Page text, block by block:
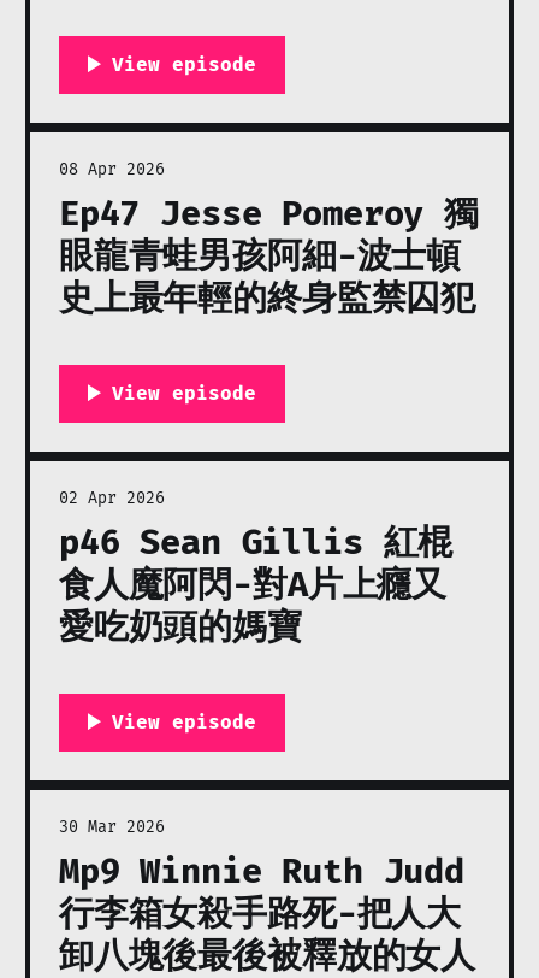
Ep47 Jesse Pomeroy 獨
眼龍青蛙男孩阿細-波士頓
史上最年輕的終身監禁囚犯
08 Apr 2026
p46 Sean Gillis 紅棍
食人魔阿閃-對A片上癮又
愛吃奶頭的媽寶
02 Apr 2026
Mp9 Winnie Ruth Judd
行李箱女殺手路死-把人大
卸八塊後最後被釋放的女人
30 Mar 2026